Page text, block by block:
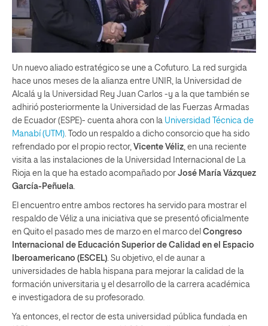
Un nuevo aliado estratégico se une a Cofuturo. La red surgida
hace unos meses de la alianza entre UNIR, la Universidad de
Alcalá y la Universidad Rey Juan Carlos -y a la que también se
adhirió posteriormente la Universidad de las Fuerzas Armadas
de Ecuador (ESPE)- cuenta ahora con la Universidad Técnica de
Manabí (UTM). Todo un respaldo a dicho consorcio que ha sido
refrendado por el propio rector, Vicente Véliz, en una reciente
visita a las instalaciones de la Universidad Internacional de La
Rioja en la que ha estado acompañado por José María Vázquez
García-Peñuela.
El encuentro entre ambos rectores ha servido para mostrar el
respaldo de Véliz a una iniciativa que se presentó oficialmente
en Quito el pasado mes de marzo en el marco del Congreso
Internacional de Educación Superior de Calidad en el Espacio
Iberoamericano (ESCEL). Su objetivo, el de aunar a
universidades de habla hispana para mejorar la calidad de la
formación universitaria y el desarrollo de la carrera académica
e investigadora de su profesorado.
Ya entonces, el rector de esta universidad pública fundada en